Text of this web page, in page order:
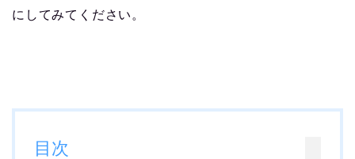
にしてみてください。
目次